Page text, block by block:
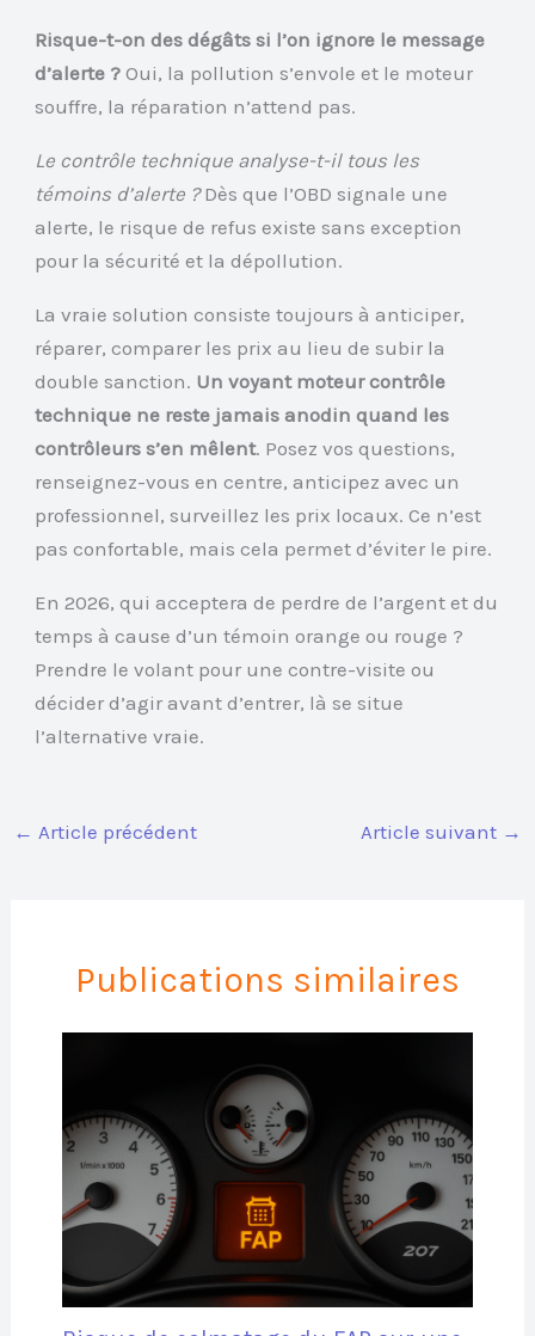
Risque-t-on des dégâts si l’on ignore le message
d’alerte ? Oui, la pollution s’envole et le moteur
souffre, la réparation n’attend pas.
Le contrôle technique analyse-t-il tous les
témoins d’alerte ?Dès que l’OBD signale une
alerte, le risque de refus existe sans exception
pour la sécurité et la dépollution.
La vraie solution consiste toujours à anticiper,
réparer, comparer les prix au lieu de subir la
double sanction. Un voyant moteur contrôle
technique ne reste jamais anodin quand les
contrôleurs s’en mêlent. Posez vos questions,
renseignez-vous en centre, anticipez avec un
professionnel, surveillez les prix locaux. Ce n’est
pas confortable, mais cela permet d’éviter le pire.
En 2026, qui acceptera de perdre de l’argent et du
temps à cause d’un témoin orange ou rouge ?
Prendre le volant pour une contre-visite ou
décider d’agir avant d’entrer, là se situe
l’alternative vraie.
← Article précédent Article suivant →
Publications similaires